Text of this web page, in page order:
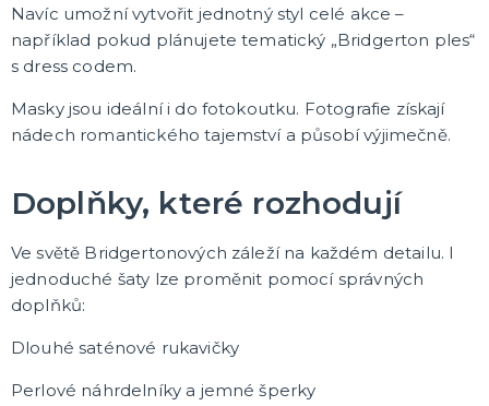
Navíc umožní vytvořit jednotný styl celé akce –
například pokud plánujete tematický „Bridgerton ples“
s dress codem.
Masky jsou ideální i do fotokoutku. Fotografie získají
nádech romantického tajemství a působí výjimečně.
Doplňky, které rozhodují
Ve světě Bridgertonových záleží na každém detailu. I
jednoduché šaty lze proměnit pomocí správných
doplňků:
Dlouhé saténové rukavičky
Perlové náhrdelníky a jemné šperky